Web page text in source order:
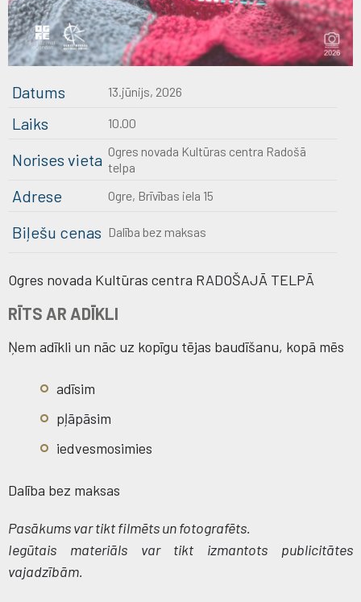
Datums 13.jūnijs, 2026
Laiks 10.00
Norises vieta Ogres novada Kultūras centra Radošā
telpa
Adrese Ogre, Brīvības iela 15
Biļešu cenas Dalība bez maksas
Ogres novada Kultūras centra RADOŠAJĀ TELPĀ
RĪTS AR ADĪKLI
Ņem adīkli un nāc uz kopīgu tējas baudīšanu, kopā mēs
adīsim
pļāpāsim
iedvesmosimies
Dalība bez maksas
Pasākums var tikt filmēts un fotografēts.
Iegūtais materiāls var tikt izmantots publicitātes
vajadzībām.